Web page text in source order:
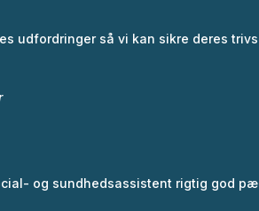
udfordringer så vi kan sikre deres
og sundhedsassistent rigtig god